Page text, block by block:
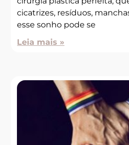
cicatrizes, resíduos,
esse sonho pode se
Leia mais »